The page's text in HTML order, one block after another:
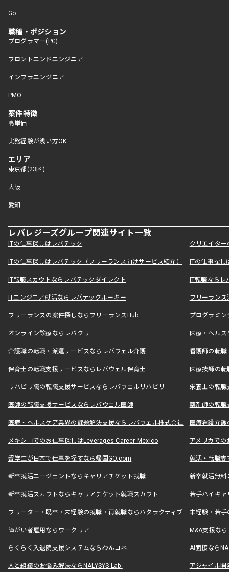
Go
職種・ポジション
プログラマー(PG)
フロントエンドエンジニア
インフラエンジニア
PMO
案件特徴
高単価
実務経験が浅い方OK
エリア
東京都(23区)
大阪
愛知
レバレジーズグループ関連サイト一覧
ITの仕事探しはレバテック クリエイタ
ITの仕事探しはレバテック（フリーランス向けサービス紹介） ITの仕事探
IT転職スカウトならレバテックダイレクト IT転職なら
ITエンジニア就活ならレバテックルーキー フリーラン
フリーランスの案件探しならフリーランスHub プログラミ
オンライン診療ならレバクリ 医療・ヘル
介護職の転職・派遣サービスならレバウェル介護 看護師の転
保育士の転職支援サービスならレバウェル保育士 医療技師の
リハビリ職の転職支援サービスならレバウェルリハビリ 栄養士の転
医師の転職支援サービスならレバウェル医師 薬剤師の転
医療・ヘルスケア業界の課題解決支援ならレバウェル株式会社 医療看護介
メキシコでのお仕事探しはLeverages Career Mexico アメリカで
留学生が日本で仕事を探すなら帰国GO.com 就活・転職
新卒就活エージェントならキャリアチケット就職 新卒就活無料
新卒就活スカウトならキャリアチケット就職スカウト 若手ハイキ
フリーター・既卒・未経験の就職・再就職ならハタラクティブ 未経験・若手
障がい者雇用ならワークリア M&A支援な
らくらく入退院支援システムならわんコネ AI面接なら
人と組織のお悩み解決ならNALYSYS Lab. アジャイル